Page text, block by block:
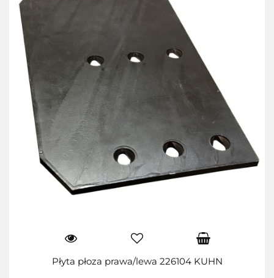
Płyta płoza prawa/lewa 226104 KUHN